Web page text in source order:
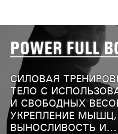
POWER FULL
СИЛОВАЯ
ТЕЛО С
И СВОБОДНЫХ
УКРЕПЛЕНИЕ МЫШЦ,
ВЫНОСЛИВОСТЬ И...